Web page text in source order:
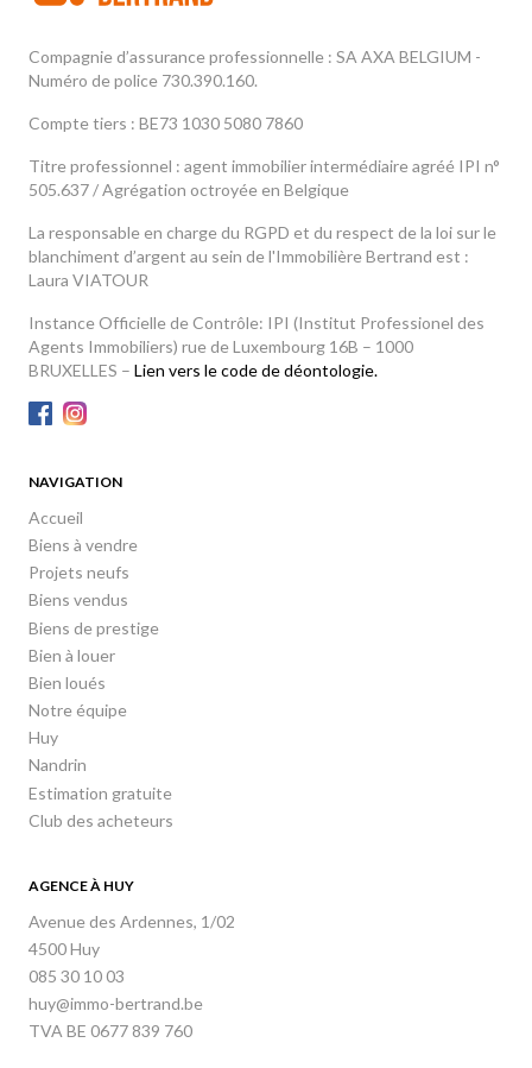
Compagnie d’assurance professionnelle : SA AXA BELGIUM -
Numéro de police 730.390.160.
Compte tiers : BE73 1030 5080 7860
Titre professionnel : agent immobilier intermédiaire agréé IPI n°
505.637 / Agrégation octroyée en Belgique
La responsable en charge du RGPD et du respect de la loi sur le
blanchiment d’argent au sein de l'Immobilière Bertrand est :
Laura VIATOUR
Instance Officielle de Contrôle: IPI (Institut Professionel des
Agents Immobiliers) rue de Luxembourg 16B – 1000
BRUXELLES – Lien vers le code de déontologie.
NAVIGATION
Accueil
Biens à vendre
Projets neufs
Biens vendus
Biens de prestige
Bien à louer
Bien loués
Notre équipe
Huy
Nandrin
Estimation gratuite
Club des acheteurs
AGENCE À HUY
Avenue des Ardennes, 1/02
4500 Huy
085 30 10 03
huy@immo-bertrand.be
TVA BE 0677 839 760